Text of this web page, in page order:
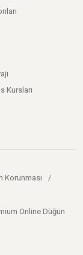
Kursları
Korunması
/
Online Düğün